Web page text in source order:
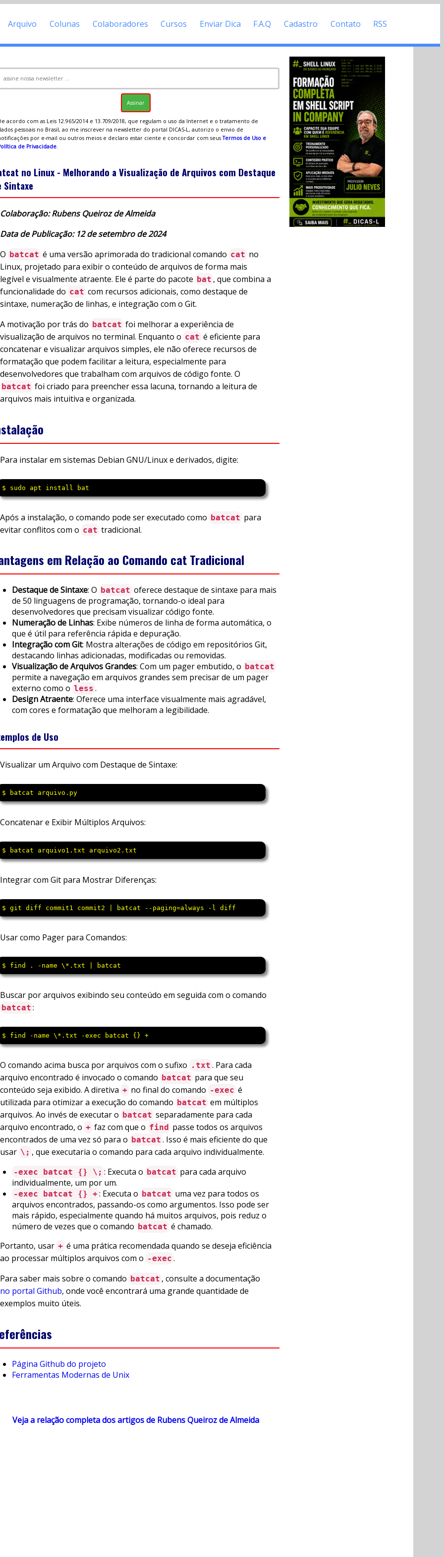
Arquivo Colunas Colaboradores Cursos Enviar Dica F.A.Q Cadastro Contato RSS
acordo com as Leis 12.965/2014 e 13.709/2018, que regulam o uso da Internet e o tratamento de
pessoais no Brasil, ao me inscrever na newsletter do portal DICAS-L, autorizo o envio de
por e-mail ou outros meios e declaro estar ciente e concordar com seusTermos de Uso e
de Privacidade.
no Linux - Melhorando a Visualização de Arquivos com Destaque
Sintaxe
Colaboração: Rubens Queiroz de Almeida
Data de Publicação: 12 de setembro de 2024
O batcat é uma versão aprimorada do tradicional comando cat no
Linux, projetado para exibir o conteúdo de arquivos de forma mais
legível e visualmente atraente. Ele é parte do pacote bat , que combina a
funcionalidade do cat com recursos adicionais, como destaque de
sintaxe, numeração de linhas, e integração com o Git.
A motivação por trás do batcat foi melhorar a experiência de
visualização de arquivos no terminal. Enquanto o cat é eficiente para
concatenar e visualizar arquivos simples, ele não oferece recursos de
formatação que podem facilitar a leitura, especialmente para
desenvolvedores que trabalham com arquivos de código fonte. O
batcat foi criado para preencher essa lacuna, tornando a leitura de
arquivos mais intuitiva e organizada.
Para instalar em sistemas Debian GNU/Linux e derivados, digite:
$ sudo apt install bat
Após a instalação, o comando pode ser executado como batcat para
evitar conflitos com o cat tradicional.
em Relação ao Comando cat Tradicional
Destaque de Sintaxe: O batcat oferece destaque de sintaxe para mais
de 50 linguagens de programação, tornando-o ideal para
desenvolvedores que precisam visualizar código fonte.
Numeração de Linhas: Exibe números de linha de forma automática, o
que é útil para referência rápida e depuração.
Integração com Git: Mostra alterações de código em repositórios Git,
destacando linhas adicionadas, modificadas ou removidas.
Visualização de Arquivos Grandes: Com um pager embutido, o batcat
permite a navegação em arquivos grandes sem precisar de um pager
externo como o less .
Design Atraente: Oferece uma interface visualmente mais agradável,
com cores e formatação que melhoram a legibilidade.
de Uso
Visualizar um Arquivo com Destaque de Sintaxe:
$ batcat arquivo.py
Concatenar e Exibir Múltiplos Arquivos:
$ batcat arquivo1.txt arquivo2.txt
Integrar com Git para Mostrar Diferenças:
$ git diff commit1 commit2 | batcat --paging=always -l diff
Usar como Pager para Comandos:
$ find . -name \*.txt | batcat
Buscar por arquivos exibindo seu conteúdo em seguida com o comando
batcat :
$ find -name \*.txt -exec batcat {} +
O comando acima busca por arquivos com o sufixo .txt . Para cada
arquivo encontrado é invocado o comando batcat para que seu
conteúdo seja exibido. A diretiva + no final do comando -exec é
utilizada para otimizar a execução do comando batcat em múltiplos
arquivos. Ao invés de executar o batcat separadamente para cada
arquivo encontrado, o + faz com que o find passe todos os arquivos
encontrados de uma vez só para o batcat . Isso é mais eficiente do que
usar \; , que executaria o comando para cada arquivo individualmente.
-exec batcat {} \; : Executa o batcat para cada arquivo
individualmente, um por um.
-exec batcat {} + : Executa o batcat uma vez para todos os
arquivos encontrados, passando-os como argumentos. Isso pode ser
mais rápido, especialmente quando há muitos arquivos, pois reduz o
número de vezes que o comando batcat é chamado.
Portanto, usar + é uma prática recomendada quando se deseja eficiência
ao processar múltiplos arquivos com o -exec .
Para saber mais sobre o comando batcat , consulte a documentação
no portal Github, onde você encontrará uma grande quantidade de
exemplos muito úteis.
Página Github do projeto
Ferramentas Modernas de Unix
Veja a relação completa dos artigos de Rubens Queiroz de Almeida